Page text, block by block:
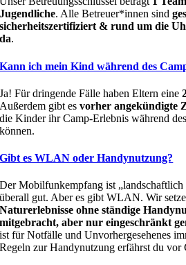
Jugendliche. Alle Betreuer*innen sind
sicherheitszertifiziert & rund um die
da.
Kann ich mein Kind während des
Ja! Für dringende Fälle haben Eltern eine
Außerdem gibt esvorher angekündigte
die Kinder ihr Camp-Erlebnis während
können.
Gibt es WLAN oder Handynutzung?
Der Mobilfunkempfang ist „landschaftlich
überall gut. Aber es gibt WLAN. Wir
Naturerlebnisse ohne ständige
mitgebracht, aber nur eingeschränkt
ist für Notfälle und Unvorhergesehenes
Regeln zur Handynutzung erfährst du vor